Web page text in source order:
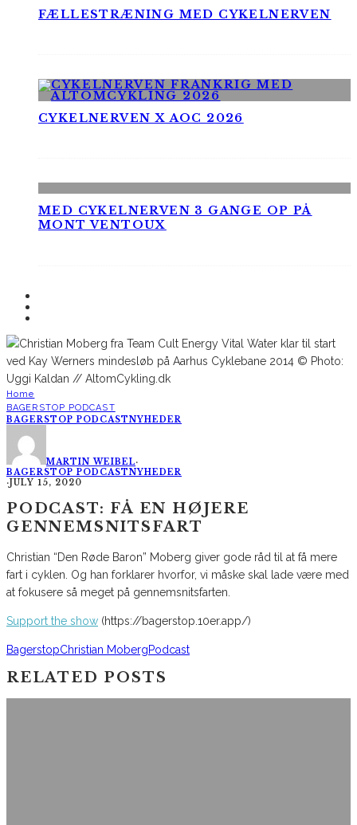
FÆLLESTRÆNING MED CYKELNERVEN
CYKELNERVEN X AOC 2026
MED CYKELNERVEN 3 GANGE OP PÅ
MONT VENTOUX
Home
BAGERSTOP PODCAST
BAGERSTOP PODCASTNYHEDER
MARTIN WEIBEL·
BAGERSTOP PODCASTNYHEDER
·JULY 15, 2020
PODCAST: FÅ EN HØJERE
GENNEMSNITSFART
Christian “Den Røde Baron” Moberg giver gode råd til at få mere
fart i cyklen. Og han forklarer hvorfor, vi måske skal lade være med
at fokusere så meget på gennemsnitsfarten.
Support the show (https://bagerstop.10er.app/)
BagerstopChristian MobergPodcast
RELATED POSTS